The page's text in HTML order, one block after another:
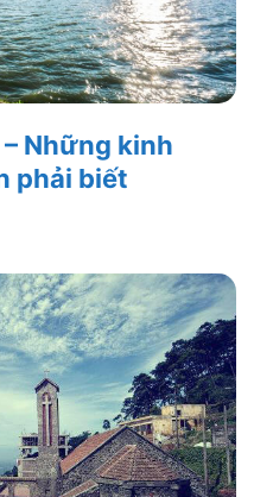
Những kinh
phải biết